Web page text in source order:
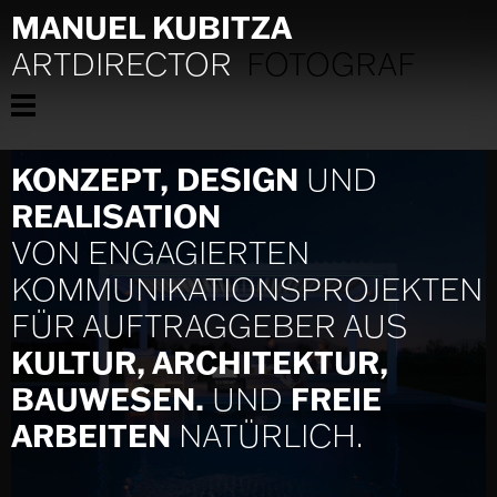
MANUEL KUBITZA
ARTDIRECTOR FOTOGRAF
KONZEPT, DESIGN UND
REALISATION
VON ENGAGIERTEN
KOMMUNIKATIONS­PROJEKTEN
FÜR AUFTRAGGEBER AUS
KULTUR, ARCHITEKTUR,
BAUWESEN.UNDFREIE
ARBEITEN NATÜRLICH.